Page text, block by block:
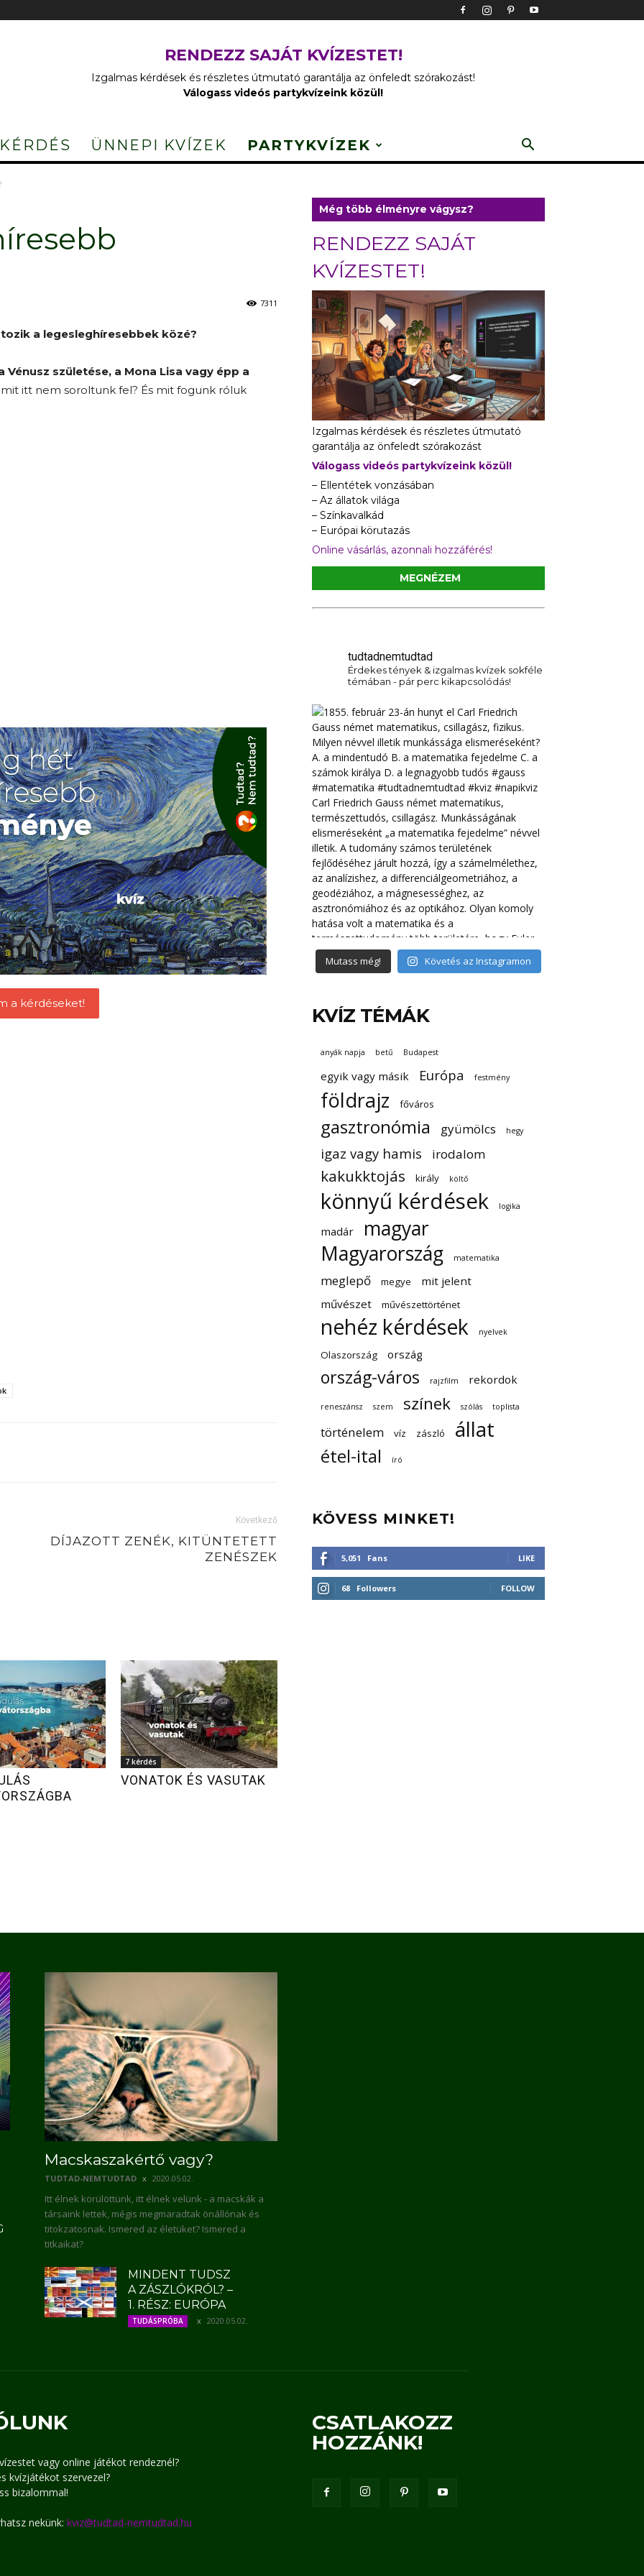
RENDEZZ SAJÁT KVÍZESTET!
Izgalmas kérdések és részletes útmutató garantálja az önfeledt szórakozást!
Válogass videós partykvízeink közül!
ÜNNEPI KVÍZEK PARTYKVÍZEK
7311
a legesleghíresebbek közé?
Vénusz születése, a Mona Lisa vagy épp a
itt nem soroltunk fel? És mit fogunk róluk
a kérdéseket!
Következő
DÍJAZOTT ZENÉK, KITÜNTETETT
ZENÉSZEK
7 kérdés
VONATOK ÉS VASUTAK
Még több élményre vágysz?
RENDEZZ SAJÁT
KVÍZESTET!
Izgalmas kérdések és részletes útmutató
garantálja az önfeledt szórakozást
Válogass videós partykvízeink közül!
– Ellentétek vonzásában
– Az állatok világa
– Színkavalkád
– Európai körutazás
Online vásárlás, azonnali hozzáférés!
MEGNÉZEM
tudtadnemtudtad
Érdekes tények & izgalmas kvízek sokféle
témában - pár perc kikapcsolódás!
Mutass még! Követés az Instagramon
KVÍZ TÉMÁK
anyák napja betű Budapest
egyik vagy másik Európa festmény
földrajz főváros
gasztronómia gyümölcs hegy
igaz vagy hamis irodalom
kakukktojás király költő
könnyű kérdések logika
madár
magyar
Magyarország
matematika
meglepő megye
mit jelent
művészet
művészettörténet
nehéz kérdések nyelvek
Olaszország ország
ország-város rajzfilm rekordok
reneszánsz szem színek szólás toplista
történelem víz zászló állat
étel-ital író
KÖVESS MINKET!
5,051 Fans LIKE
68 Followers FOLLOW
Macskaszakértő vagy?
TUDTAD-NEMTUDTAD 2020.05.02.
Itt élnek körülöttünk, itt élnek velünk - a macskák a
társaink lettek, mégis megmaradtak önállónak és
titokzatosnak. Ismered az életüket? Ismered a
titkaikat?
MINDENT TUDSZ
A ZÁSZLÓKRÓL? –
1. RÉSZ: EURÓPA
TUDÁSPRÓBA 2020.05.02.
vagy online játékot rendeznél?
kvízjátékot szervezel?
bizalommal!
nekünk: kviz@tudtad-nemtudtad.hu
CSATLAKOZZ
HOZZÁNK!